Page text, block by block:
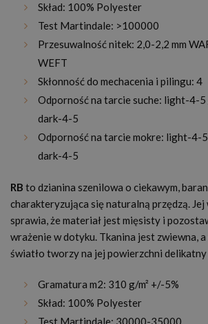
Skład: 100% Polyester
Test Martindale: >100000
Przesuwalność nitek: 2,0-2,2 mm
WEFT
Skłonność do mechacenia i pilingu: 4
Odporność na tarcie suche: light-4-
dark-4-5
Odporność na tarcie mokre: light-4-
dark-4-5
RB to dzianina szenilowa o ciekawym,
charakteryzująca się naturalną przędzą.
sprawia, że materiał jest mięsisty i
wrażenie w dotyku. Tkanina jest zwiewna,
światło tworzy na jej powierzchni delikatny
Gramatura m2: 310 g/m² +/-5%
Skład: 100% Polyester
Test Martindale: 30000-35000